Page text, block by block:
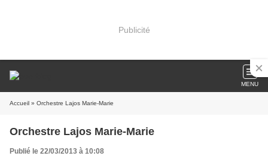
Publicité
MENU
Accueil » Orchestre Lajos Marie-Marie
Orchestre Lajos Marie-Marie
Publié le 22/03/2013 à 10:08